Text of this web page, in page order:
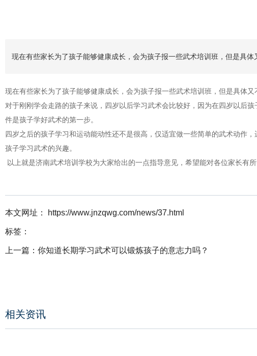
现在有些家长为了孩子能够健康成长，会为孩子报一些武术培训班，但是具
现在有些家长为了孩子能够健康成长，会为孩子报一些武术培训班，但是具体
对于刚刚学会走路的孩子来说，四岁以后学习武术会比较好，因为在四岁以后
件是孩子学好武术的第一步。
四岁之后的孩子学习和运动能动性还不是很高，仅适宜做一些简单的武术动作
孩子学习武术的兴趣。
以上就是济南武术培训学校为大家给出的一点指导意见，希望能对各位家长有
本文网址： https://www.jnzqwg.com/news/37.html
标签：
上一篇： 你知道长期学习武术可以锻炼孩子的意志力吗？
相关资讯